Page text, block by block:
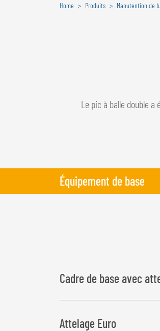
Home Produits Manutention de
Le pic à balle double a
Équipement de base
Cadre de base avec
Attelage Euro